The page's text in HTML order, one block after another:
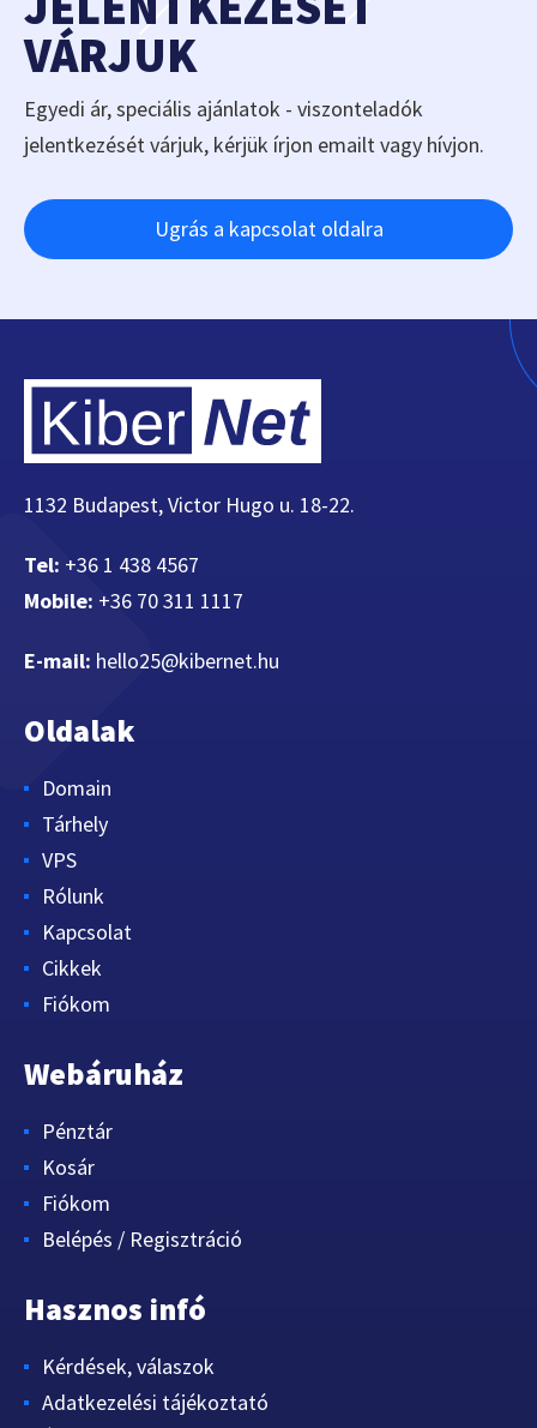
VÁRJUK
Egyedi ár, speciális ajánlatok - viszonteladók
jelentkezését várjuk, kérjük írjon emailt vagy hívjon.
Ugrás a kapcsolat oldalra
1132 Budapest, Victor Hugo u. 18-22.
Tel: +36 1 438 4567
Mobile: +36 70 311 1117
E-mail: hello25@kibernet.hu
Oldalak
Domain
Tárhely
VPS
Rólunk
Kapcsolat
Cikkek
Fiókom
Webáruház
Pénztár
Kosár
Fiókom
Belépés / Regisztráció
Hasznos infó
Kérdések, válaszok
Adatkezelési tájékoztató